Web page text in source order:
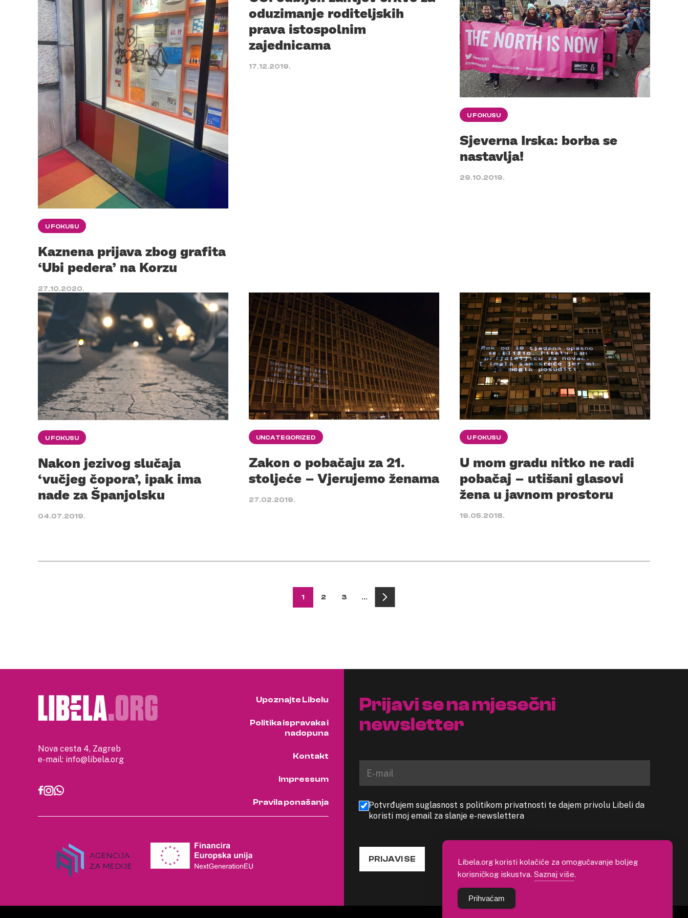
U FOKUSU
Kaznena prijava zbog grafita
‘Ubi pedera’ na Korzu
27.10.2020.
oduzimanje roditeljskih
prava istospolnim
zajednicama
17.12.2019.
U FOKUSU
Sjeverna Irska: borba se
nastavlja!
29.10.2019.
U FOKUSU
Nakon jezivog slučaja
‘vučjeg čopora’, ipak ima
nade za Španjolsku
04.07.2019.
UNCATEGORIZED
Zakon o pobačaju za 21.
stoljeće – Vjerujemo ženama
27.02.2019.
U FOKUSU
U mom gradu nitko ne radi
pobačaj – utišani glasovi
žena u javnom prostoru
19.05.2018.
1 2 3 …
Nova cesta 4, Zagreb
e-mail: info@libela.org
Upoznajte Libelu
Politika ispravaka i
nadopuna
Kontakt
Impressum
Pravila ponašanja
Prijavi se na mjesečni
newsletter
Potvrđujem suglasnost s politikom privatnosti te dajem privolu Libeli da
koristi moj email za slanje e-newslettera
PRIJAVI SE
Libela.org koristi kolačiće za omogućavanje boljeg
korisničkog iskustva. Saznaj više.
Prihvaćam